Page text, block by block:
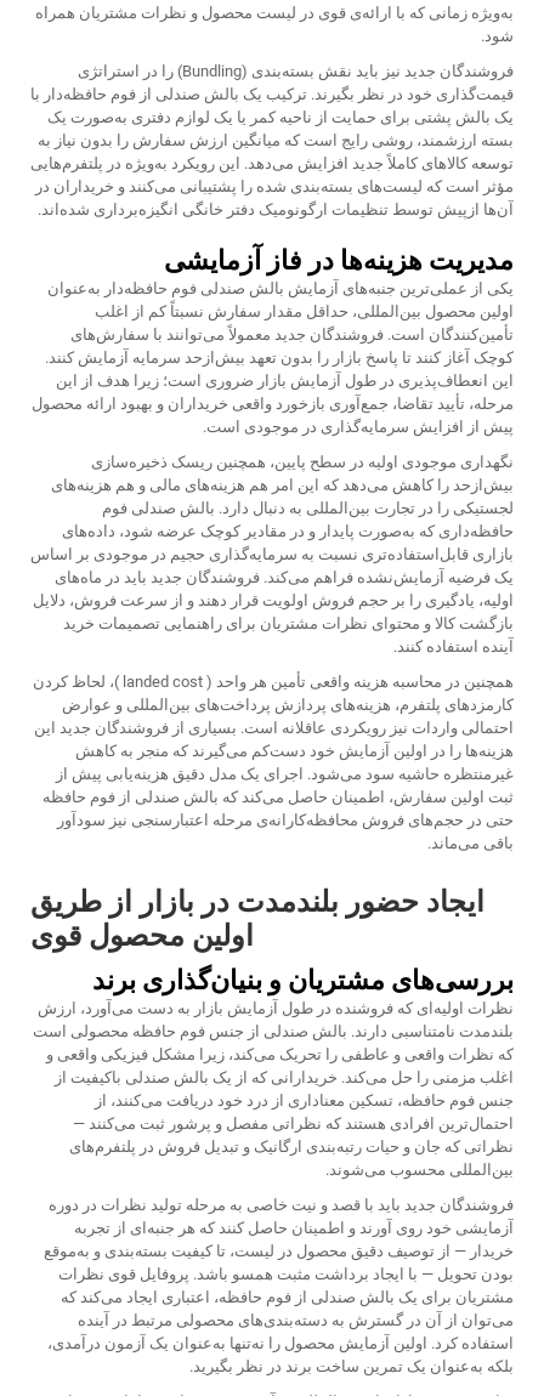
به‌ویژه زمانی که با ارائه‌ی قوی در لیست محصول و نظرات مشتریان همراه
شود.
فروشندگان جدید نیز باید نقش بسته‌بندی (Bundling) را در استراتژی
قیمت‌گذاری خود در نظر بگیرند. ترکیب یک بالش صندلی از فوم حافظه‌دار با
یک بالش پشتی برای حمایت از ناحیه کمر یا یک لوازم دفتری به‌صورت یک
بسته ارزشمند، روشی رایج است که میانگین ارزش سفارش را بدون نیاز به
توسعه کالاهای کاملاً جدید افزایش می‌دهد. این رویکرد به‌ویژه در پلتفرم‌هایی
مؤثر است که لیست‌های بسته‌بندی شده را پشتیبانی می‌کنند و خریداران در
آن‌ها ازپیش توسط تنظیمات ارگونومیک دفتر خانگی انگیزه‌برداری شده‌اند.
مدیریت هزینه‌ها در فاز آزمایشی
یکی از عملی‌ترین جنبه‌های آزمایش بالش صندلی فوم حافظه‌دار به‌عنوان
اولین محصول بین‌المللی، حداقل مقدار سفارش نسبتاً کم از اغلب
تأمین‌کنندگان است. فروشندگان جدید معمولاً می‌توانند با سفارش‌های
کوچک آغاز کنند تا پاسخ بازار را بدون تعهد بیش‌ازحد سرمایه آزمایش کنند.
این انعطاف‌پذیری در طول آزمایش بازار ضروری است؛ زیرا هدف از این
مرحله، تأیید تقاضا، جمع‌آوری بازخورد واقعی خریداران و بهبود ارائه محصول
پیش از افزایش سرمایه‌گذاری در موجودی است.
نگهداری موجودی اولیه در سطح پایین، همچنین ریسک ذخیره‌سازی
بیش‌ازحد را کاهش می‌دهد که این امر هم هزینه‌های مالی و هم هزینه‌های
لجستیکی را در تجارت بین‌المللی به دنبال دارد. بالش صندلی فوم
حافظه‌داری که به‌صورت پایدار و در مقادیر کوچک عرضه شود، داده‌های
بازاری قابل‌استفاده‌تری نسبت به سرمایه‌گذاری حجیم در موجودی بر اساس
یک فرضیه آزمایش‌نشده فراهم می‌کند. فروشندگان جدید باید در ماه‌های
اولیه، یادگیری را بر حجم فروش اولویت قرار دهند و از سرعت فروش، دلایل
بازگشت کالا و محتوای نظرات مشتریان برای راهنمایی تصمیمات خرید
آینده استفاده کنند.
همچنین در محاسبه هزینه واقعی تأمین هر واحد ( landed cost )، لحاظ کردن
کارمزدهای پلتفرم، هزینه‌های پردازش پرداخت‌های بین‌المللی و عوارض
احتمالی واردات نیز رویکردی عاقلانه است. بسیاری از فروشندگان جدید این
هزینه‌ها را در اولین آزمایش خود دست‌کم می‌گیرند که منجر به کاهش
غیرمنتظره حاشیه سود می‌شود. اجرای یک مدل دقیق هزینه‌یابی پیش از
ثبت اولین سفارش، اطمینان حاصل می‌کند که بالش صندلی از فوم حافظه
حتی در حجم‌های فروش محافظه‌کارانه‌ی مرحله اعتبارسنجی نیز سودآور
باقی می‌ماند.
ایجاد حضور بلندمدت در بازار از طریق
اولین محصول قوی
بررسی‌های مشتریان و بنیان‌گذاری برند
نظرات اولیه‌ای که فروشنده در طول آزمایش بازار به دست می‌آورد، ارزش
بلندمدت نامتناسبی دارند. بالش صندلی از جنس فوم حافظه محصولی است
که نظرات واقعی و عاطفی را تحریک می‌کند، زیرا مشکل فیزیکی واقعی و
اغلب مزمنی را حل می‌کند. خریدارانی که از یک بالش صندلی باکیفیت از
جنس فوم حافظه، تسکین معناداری از درد خود دریافت می‌کنند، از
احتمال‌ترین افرادی هستند که نظراتی مفصل و پرشور ثبت می‌کنند —
نظراتی که جان و حیات رتبه‌بندی ارگانیک و تبدیل فروش در پلتفرم‌های
بین‌المللی محسوب می‌شوند.
فروشندگان جدید باید با قصد و نیت خاصی به مرحله تولید نظرات در دوره
آزمایشی خود روی آورند و اطمینان حاصل کنند که هر جنبه‌ای از تجربه
خریدار — از توصیف دقیق محصول در لیست، تا کیفیت بسته‌بندی و به‌موقع
بودن تحویل — با ایجاد برداشت مثبت همسو باشد. پروفایل قوی نظرات
مشتریان برای یک بالش صندلی از فوم حافظه، اعتباری ایجاد می‌کند که
می‌توان از آن در گسترش به دسته‌بندی‌های محصولی مرتبط در آینده
استفاده کرد. اولین آزمایش محصول را نه‌تنها به‌عنوان یک آزمون درآمدی،
بلکه به‌عنوان یک تمرین ساخت برند در نظر بگیرید.